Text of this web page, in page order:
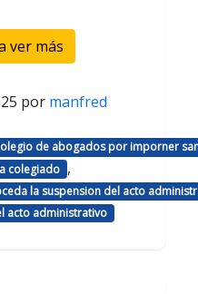
ver más
por manfred
de abogados por imporner
colegiado ,
la suspension del acto
acto administrativo